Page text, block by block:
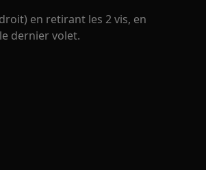
en retirant les 2 vis, en
dernier volet.